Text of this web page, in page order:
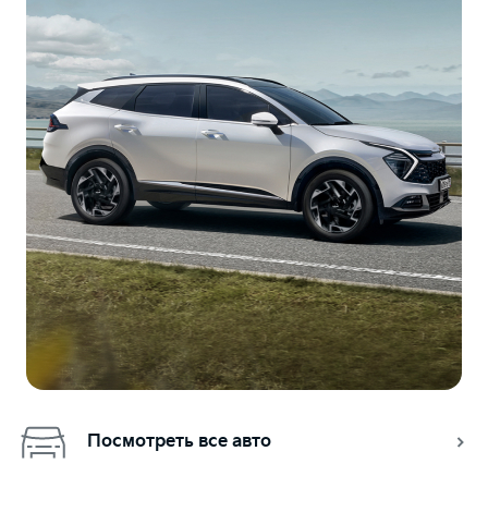
Посмотреть все авто